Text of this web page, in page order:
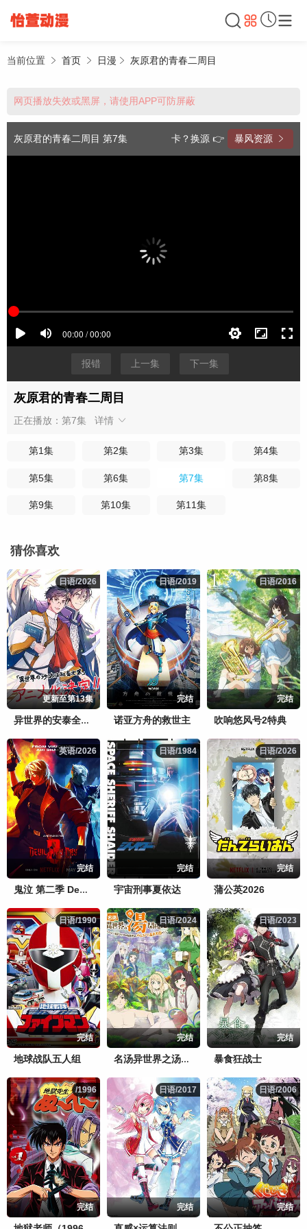
当前位置 首页 日漫 灰原君的青春二周目
网页播放失效或黑屏，请使用APP可防屏蔽
灰原君的青春二周目 第7集 卡？换源 👉 暴风资源
报错 上一集 下一集
灰原君的青春二周目
正在播放：第7集 详情
第1集 第2集 第3集 第4集
第5集 第6集 第7集 第8集
第9集 第10集 第11集
猜你喜欢
日语/2026
日语/2026
更新至第13集
异世界的安泰全看社畜
日语/2019
日语/2019
完结
诺亚方舟的救世主
日语/2016
日语/2016
完结
吹响悠风号2特典
英语/2026
英语/2026
完结
鬼泣 第二季 Devil May Cry Season 2
日语/1984
日语/1984
完结
宇宙刑事夏依达
日语/2026
日语/2026
完结
蒲公英2026
日语/1990
日语/1990
完结
地球战队五人组
日语/2024
日语/2024
完结
名汤异世界之汤开拓记～40岁左右的温泉迷的转生地是悠闲的温泉天国～
日语/2023
日语/2023
完结
暴食狂战士
/1996
/1996
完结
日语/2017
日语/2017
完结
日语/2006
日语/2006
完结